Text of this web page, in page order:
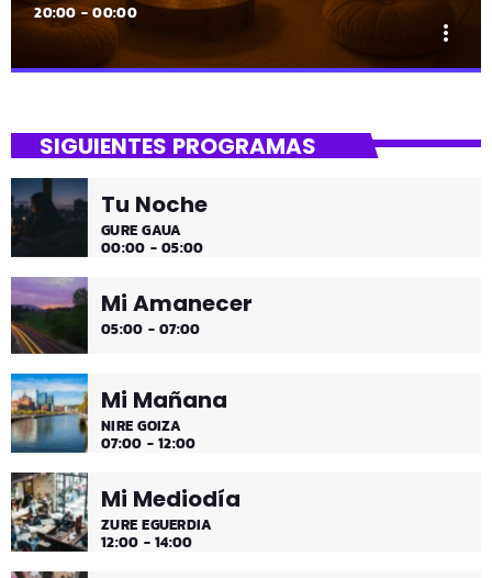
20:00 - 00:00
more_vert
Hora de desconectar de todo
Es hora de ir desconectando, y qué mejor que hacerlo
con sonidos que nos transportan, tal vez, a islas
paradisíacas. ¿Hace una infusión? ¿Un mojito?
SIGUIENTES PROGRAMAS
Tu Noche
GURE GAUA
00:00 - 05:00
Mi Amanecer
05:00 - 07:00
Mi Mañana
NIRE GOIZA
07:00 - 12:00
Mi Mediodía
ZURE EGUERDIA
12:00 - 14:00